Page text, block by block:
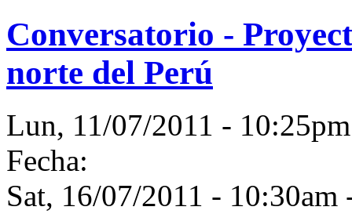
Conversatorio -
norte del Perú
Lun, 11/07/2011 -
Fecha:
Sat, 16/07/2011 - 10:30am